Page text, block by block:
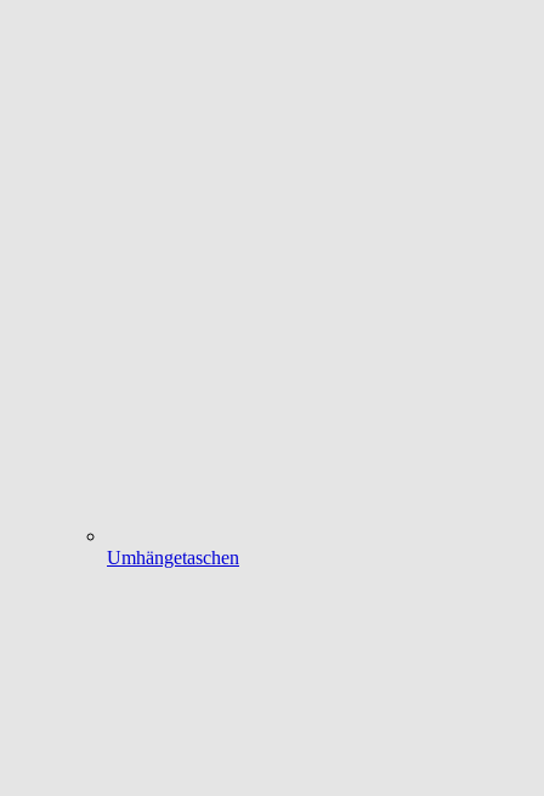
Umhängetaschen